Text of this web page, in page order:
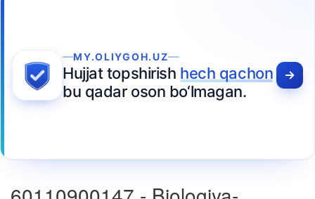
MY.OLIYGOH.UZ
Hujjat topshirish hech qachon
bu qadar oson bo‘lmagan.